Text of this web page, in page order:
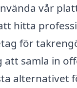
vår
hitta
för
att samla in
alternativet